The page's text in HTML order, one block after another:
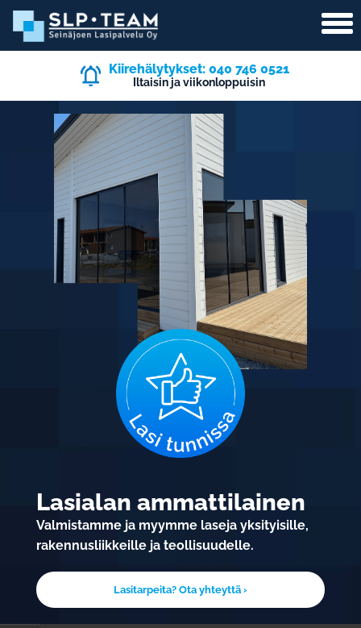
Kiirehälytykset: 040 746 0521
Iltaisin ja viikonloppuisin
Lasialan ammattilainen
Valmistamme ja myymme laseja yksityisille,
rakennusliikkeille ja teollisuudelle.
Lasitarpeita? Ota yhteyttä ›